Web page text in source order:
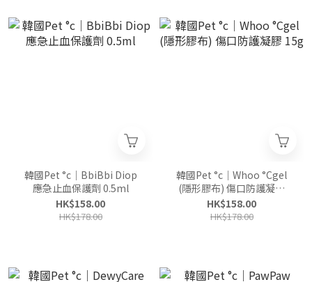
韓國Pet °c｜BbiBbi Diop
應急止血保護劑 0.5ml
HK$158.00
HK$178.00
韓國Pet °c｜Whoo °Cgel
(隱形膠布) 傷口防護凝膠
15g
HK$158.00
HK$178.00